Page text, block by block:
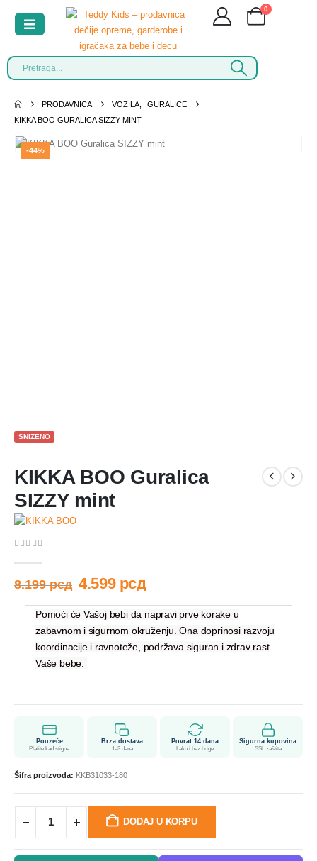
0
PRODAVNICA VOZILA
GURALICE
KIKKA BOO GURALICA SIZZY MINT
-44%
SNIZENO
KIKKA BOO Guralica
SIZZY mint
8.199рсд 4.599 рсд
Pomoći će Vašoj bebi da napravi prve korake u
zabavnom i sigurnom okruženju. Ona doprinosi razvoju
koordinacije i ravnoteže, podržava siguran i zdrav rast
Vaše bebe.
Pouzeće
Platite kad stigne
Brza dostava
1–3 dana
Povrat 14 dana
Lako i bez brige
Sigurna kupovina
SSL zaštita
Šifra proizvoda: KKB31033-180
DODAJ U KORPU